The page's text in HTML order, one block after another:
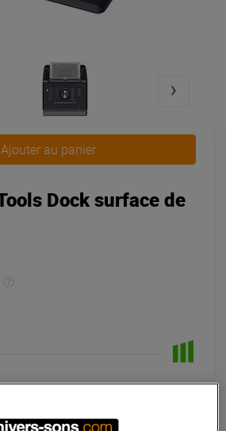
Ajouter au panier
Dock surface de
expédié sous 24h